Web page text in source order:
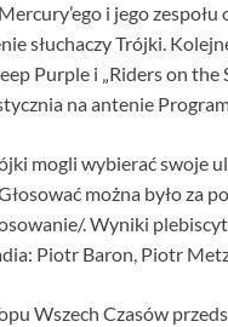
i jego
słuchaczy Trójki.
Purple i „Riders on
na antenie
mogli wybierać swoje
można było za
. Wyniki
Piotr Baron, Piotr
Wszech Czasów